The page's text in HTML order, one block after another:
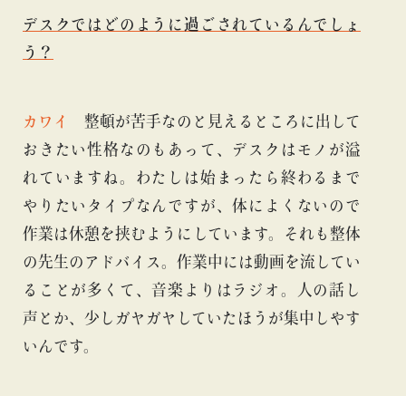
デスクではどのように過ごされているんでしょ
う？
カワイ
整頓が苦手なのと見えるところに出して
おきたい性格なのもあって、デスクはモノが溢
れていますね。わたしは始まったら終わるまで
やりたいタイプなんですが、体によくないので
作業は休憩を挟むようにしています。それも整体
の先生のアドバイス。作業中には動画を流してい
ることが多くて、音楽よりはラジオ。人の話し
声とか、少しガヤガヤしていたほうが集中しやす
いんです。